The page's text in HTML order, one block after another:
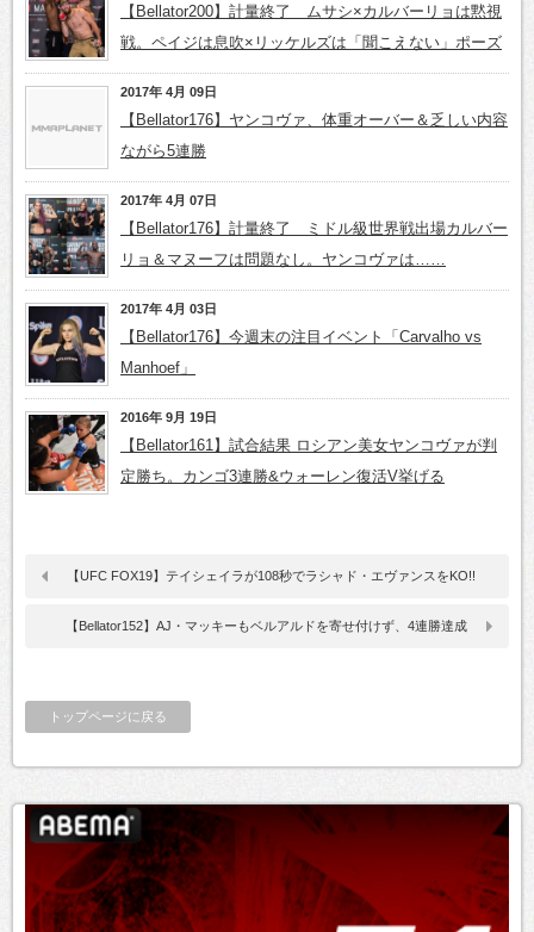
【Bellator200】計量終了 ムサシ×カルバーリョは黙視
戦。ペイジは息吹×リッケルズは「聞こえない」ポーズ
2017年 4月 09日
【Bellator176】ヤンコヴァ、体重オーバー＆乏しい内容
ながら5連勝
2017年 4月 07日
【Bellator176】計量終了 ミドル級世界戦出場カルバー
リョ＆マヌーフは問題なし。ヤンコヴァは……
2017年 4月 03日
【Bellator176】今週末の注目イベント「Carvalho vs
Manhoef」
2016年 9月 19日
【Bellator161】試合結果 ロシアン美女ヤンコヴァが判
定勝ち。カンゴ3連勝&ウォーレン復活V挙げる
【UFC FOX19】テイシェイラが108秒でラシャド・エヴァンスをKO!!
【Bellator152】AJ・マッキーもベルアルドを寄せ付けず、4連勝達成
トップページに戻る